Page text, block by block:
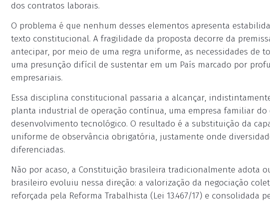
dos contratos laborais.
O problema é que nenhum desses elementos apresenta
texto constitucional. A fragilidade da proposta decorre da
antecipar, por meio de uma regra uniforme, as necessidades de
uma presunção difícil de sustentar em um País marcado por
empresariais.
Essa disciplina constitucional passaria a alcançar,
planta industrial de operação contínua, uma empresa familiar
desenvolvimento tecnológico. O resultado é a substituição da
uniforme de observância obrigatória, justamente onde
diferenciadas.
Não por acaso, a Constituição brasileira tradicionalmente adota
brasileiro evoluiu nessa direção: a valorização da negociação
reforçada pela Reforma Trabalhista (Lei 13.467/17) e consolidada